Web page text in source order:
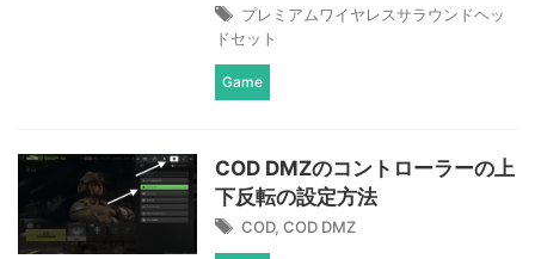
プレミアムワイヤレスサラウンドヘッ
ドセット
Game
COD DMZのコントローラーの上
下反転の設定方法
COD, COD DMZ